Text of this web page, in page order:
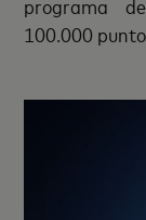
100.000